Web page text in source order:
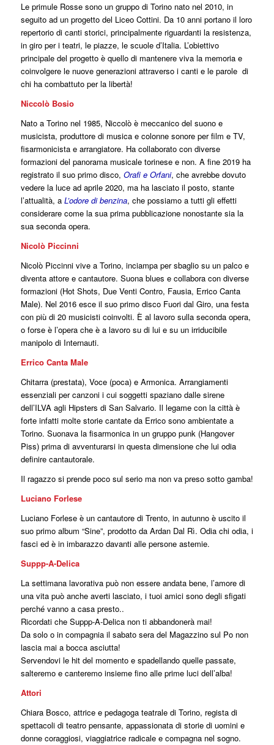
Le primule Rosse sono un gruppo di Torino nato nel 2010, in
seguito ad un progetto del Liceo Cottini. Da 10 anni portano il loro
repertorio di canti storici, principalmente riguardanti la resistenza,
in giro per i teatri, le piazze, le scuole d’Italia. L’obiettivo
principale del progetto è quello di mantenere viva la memoria e
coinvolgere le nuove generazioni attraverso i canti e le parole di
chi ha combattuto per la libertà!
Niccolò Bosio
Nato a Torino nel 1985, Niccolò è meccanico del suono e
musicista, produttore di musica e colonne sonore per film e TV,
fisarmonicista e arrangiatore. Ha collaborato con diverse
formazioni del panorama musicale torinese e non. A fine 2019 ha
registrato il suo primo disco, Orafi e Orfani, che avrebbe dovuto
vedere la luce ad aprile 2020, ma ha lasciato il posto, stante
l’attualità, a L’odore di benzina, che possiamo a tutti gli effetti
considerare come la sua prima pubblicazione nonostante sia la
sua seconda opera.
Nicolò Piccinni
Nicolò Piccinni vive a Torino, inciampa per sbaglio su un palco e
diventa attore e cantautore. Suona blues e collabora con diverse
formazioni (Hot Shots, Due Venti Contro, Fausia, Errico Canta
Male). Nel 2016 esce il suo primo disco Fuori dal Giro, una festa
con più di 20 musicisti coinvolti. È al lavoro sulla seconda opera,
o forse è l’opera che è a lavoro su di lui e su un irriducibile
manipolo di Internauti.
Errico Canta Male
Chitarra (prestata), Voce (poca) e Armonica. Arrangiamenti
essenziali per canzoni i cui soggetti spaziano dalle sirene
dell’ILVA agli Hipsters di San Salvario. Il legame con la città è
forte infatti molte storie cantate da Errico sono ambientate a
Torino. Suonava la fisarmonica in un gruppo punk (Hangover
Piss) prima di avventurarsi in questa dimensione che lui odia
definire cantautorale.
Il ragazzo si prende poco sul serio ma non va preso sotto gamba!
Luciano Forlese
Luciano Forlese è un cantautore di Trento, in autunno è uscito il
suo primo album “Sine”, prodotto da Ardan Dal Rì. Odia chi odia, i
fasci ed è in imbarazzo davanti alle persone astemie.
Suppp-A-Delica
La settimana lavorativa può non essere andata bene, l’amore di
una vita può anche averti lasciato, i tuoi amici sono degli sfigati
perché vanno a casa presto..
Ricordati che Suppp-A-Delica non ti abbandonerà mai!
Da solo o in compagnia il sabato sera del Magazzino sul Po non
lascia mai a bocca asciutta!
Servendovi le hit del momento e spadellando quelle passate,
salteremo e canteremo insieme fino alle prime luci dell’alba!
Attori
Chiara Bosco, attrice e pedagoga teatrale di Torino, regista di
spettacoli di teatro pensante, appassionata di storie di uomini e
donne coraggiosi, viaggiatrice radicale e compagna nel sogno.